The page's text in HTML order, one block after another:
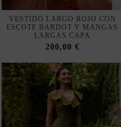
VESTIDO LARGO EN TEJIDO
RÚSTICO CON ESCOTE EN
PICO
215,00 €